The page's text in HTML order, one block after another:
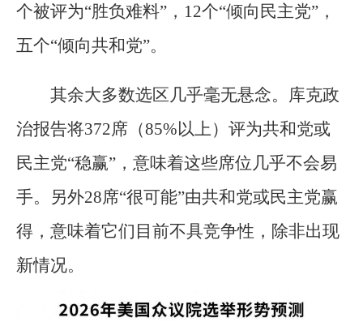
个被评为“胜负难料”，12个“倾向民主党”，
五个“倾向共和党”。
其余大多数选区几乎毫无悬念。库克政
治报告将372席（85%以上）评为共和党或
民主党“稳赢”，意味着这些席位几乎不会易
手。另外28席“很可能”由共和党或民主党赢
得，意味着它们目前不具竞争性，除非出现
新情况。